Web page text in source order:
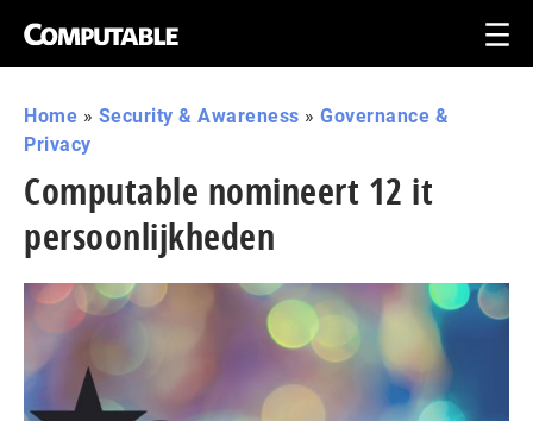
Home » Security & Awareness » Governance &
Privacy
Computable nomineert 12 it
persoonlijkheden